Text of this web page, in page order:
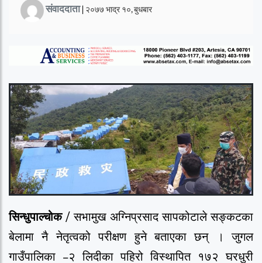
संवाददाता| २०७७ भाद्र १०, बुधबार
सिन्धुपाल्चोक/ सभामुख अग्निप्रसाद सापकोटाले सङ्कटका
बेलामा नै नेतृत्वको परीक्षण हुने बताएका छन् । जुगल
गाउँपालिका –२ लिदीका पहिरो विस्थापित १७२ घरधुरी